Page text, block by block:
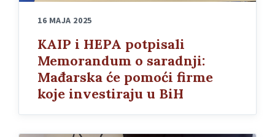
16 MAJA 2025
KAIP i HEPA potpisali
Memorandum o saradnji:
Mađarska će pomoći firme
koje investiraju u BiH